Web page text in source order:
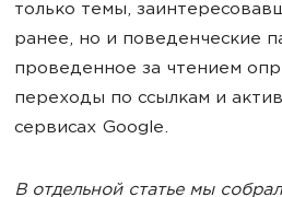
только темы,
ранее, но и поведенческие
проведенное за чтением
переходы по ссылкам и
сервисах Google.
В отдельной статье мы